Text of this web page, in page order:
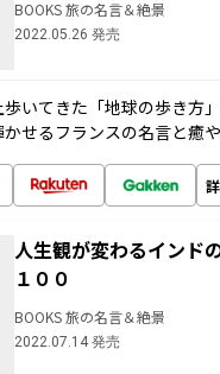
BOOKS 旅の名言＆絶景
2022.05.26 発売
いてきた「地球の歩き方
せるフランスの名言と癒
人生観が変わるインド
１００
BOOKS 旅の名言＆絶景
2022.07.14 発売